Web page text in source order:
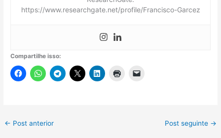
https://www.researchgate.net/profile/Francisco-Garcez
Compartilhe isso:
← Post anterior Post seguinte →